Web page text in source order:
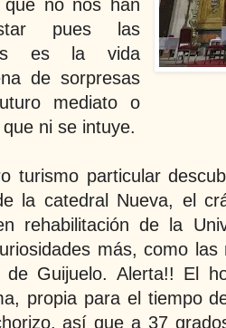
que no nos han
pues las
es la vida
de sorpresas
mediato o
ni se intuye.
turismo particular
la catedral Nueva, el
rehabilitación de la
más, como
de Guijuelo. Alerta!! El
propia para el tiempo
así que a 37